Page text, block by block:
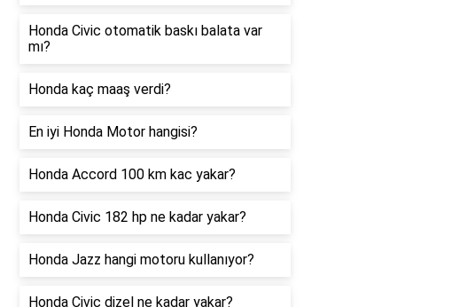
Honda Civic otomatik baskı balata var
mı?
Honda kaç maaş verdi?
En iyi Honda Motor hangisi?
Honda Accord 100 km kac yakar?
Honda Civic 182 hp ne kadar yakar?
Honda Jazz hangi motoru kullanıyor?
Honda Civic dizel ne kadar yakar?